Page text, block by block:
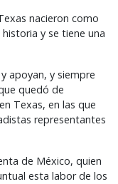
nacieron como
y se tiene una
apoyan, y siempre
quedó de
Texas, en las que
representantes
de México, quien
esta labor de los